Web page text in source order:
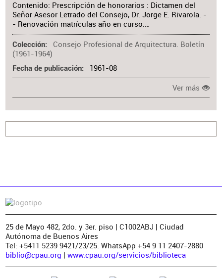
Contenido: Prescripción de honorarios : Dictamen del
Señor Asesor Letrado del Consejo, Dr. Jorge E. Rivarola. -
- Renovación matrículas año en curso.…
Colección
Consejo Profesional de Arquitectura. Boletín
(1961-1964)
Fecha de publicación 1961-08
Ver más
25 de Mayo 482, 2do. y 3er. piso | C1002ABJ | Ciudad
Autónoma de Buenos Aires
Tel: +5411 5239 9421/23/25. WhatsApp +54 9 11 2407-2880
biblio@cpau.org | www.cpau.org/servicios/biblioteca